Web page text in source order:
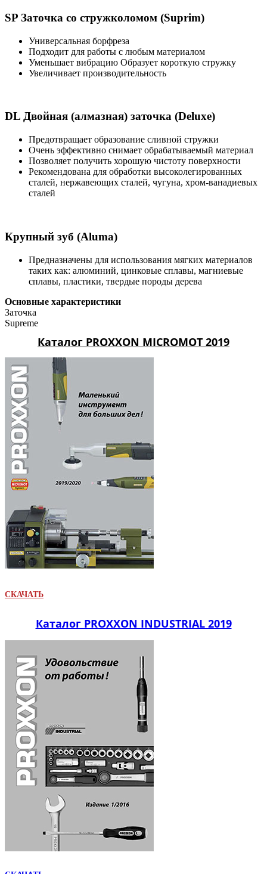
SP Заточка со стружколомом (Suprim)
Универсальная борфреза
Подходит для работы с любым материалом
Уменьшает вибрацию Образует короткую стружку
Увеличивает производительность
DL Двойная (алмазная) заточка (Deluxe)
Предотвращает образование сливной стружки
Очень эффективно снимает обрабатываемый материал
Позволяет получить хорошую чистоту поверхности
Рекомендована для обработки высоколегированных
сталей, нержавеющих сталей, чугуна, хром-ванадиевых
сталей
Крупный зуб (Aluma)
Предназначены для использования мягких материалов
таких как: алюминий, цинковые сплавы, магниевые
сплавы, пластики, твердые породы дерева
Основные характеристики
Заточка
Supreme
Каталог PROXXON MICROMOT 2019
СКАЧАТЬ
Каталог PROXXON INDUSTRIAL 2019